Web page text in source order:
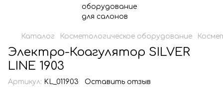
Каталог Косметологическое оборудование
Электро-Коагулятор SILVER
LINE 1903
Артикул: KL_011903 Оставить отзыв